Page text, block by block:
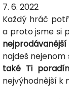
7. 6. 2022
Každý hráč
a proto jsme si
najdeš
také Ti
nejvýhodnější k